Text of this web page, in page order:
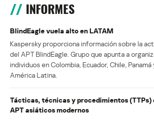
INFORMES
BlindEagle vuela alto en LATAM
Kaspersky proporciona información sobre la
del APT BlindEagle. Grupo que apunta a
individuos en Colombia, Ecuador, Chile,
América Latina.
Tácticas, técnicas y procedimientos (TTPs)
APT asiáticos modernos